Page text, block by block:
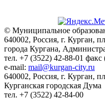
© Муниципальное
640002, Россия, г. Курган,
города Кургана,
тел. +7 (3522) 42-88-01 факс
e-mail: mail@kurgan-city.ru
640002, Россия, г. Курган,
Курганская городская Дума
тел. +7 (3522) 42-84-00